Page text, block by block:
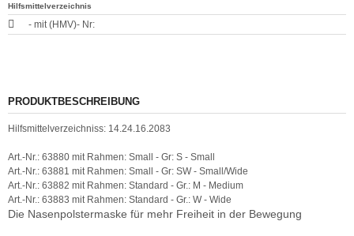
Hilfsmittelverzeichnis
- mit (HMV)- Nr:
PRODUKTBESCHREIBUNG
Hilfsmittelverzeichniss: 14.24.16.2083
Art.-Nr.: 63880 mit Rahmen: Small - Gr: S - Small
Art.-Nr.: 63881 mit Rahmen: Small - Gr: SW - Small/Wide
Art.-Nr.: 63882 mit Rahmen: Standard - Gr.: M - Medium
Art.-Nr.: 63883 mit Rahmen: Standard - Gr.: W - Wide
Die Nasenpolstermaske für mehr Freiheit in der Bewegung